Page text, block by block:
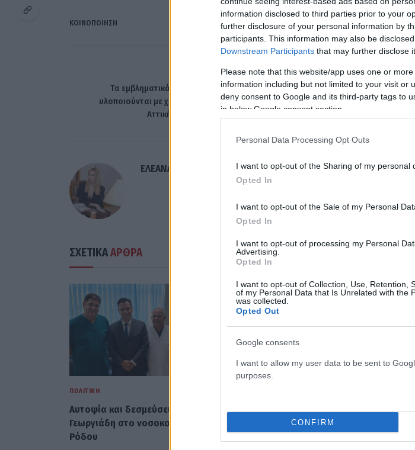
information disclosed to third parties prior to your
further disclosure of your personal information by
participants. This information may also be
Downstream Participants that may further disclose
Please note that this website/app uses one or
information including but not limited to your visit or
deny consent to Google and its third-party tags to
in below Google consent section.
Personal Data Processing Opt Outs
I want to opt-out of the Sharing of my personal
Opted In
I want to opt-out of the Sale of my Personal
Opted In
I want to opt-out of processing my Personal
Advertising.
Opted In
I want to opt-out of Collection, Use, Retention,
of my Personal Data that Is Unrelated with the
was collected.
Opted Out
Google consents
I want to allow my user data to be sent to
purposes.
CONFIRM
ΚΟΙΝΟΠΟΊΗΣΗ
Facebook Twitter Pinterest
ΠΡΟΗΓΟΎΜΕΝΟ ΆΡΘΡΟ
Τα εμβληματικά έργα της Περιφέρειας που
υλοποιούνται με χρηματοδότηση από το ΠΕΠ
Αττικής παρουσιάζει ο Πατούλης
ΕΠΌΜΕΝΟ ΆΡΘΡΟ
Αυτή είναι η έπαυλη του
που θα συναντήσει τον
ΕΛΕΑΝΑ ΖΑΜΠΑΡΑ
ΣΧΕΤΙΚΑΑΡΘΡΑ
ΠΟΛΙΤΙΚΉ
Αυτοψία και δεσμεύσεις Άδωνι
Γεωργιάδη στο νοσοκομείο της
Ρόδου
Σταύρος Καλαφάτης: Έχουμε
δημιουργήσει 20.000 νέες
θέσεις εργασίας υψηλής
Κώστας
οι